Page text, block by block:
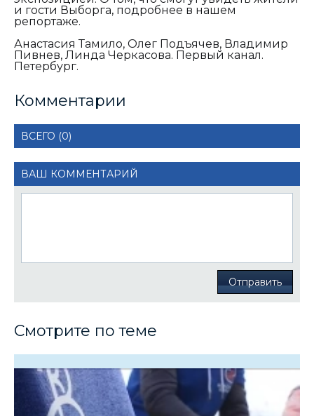
и гости Выборга, подробнее в нашем
репортаже.
Анастасия Тамило, Олег Подъячев, Владимир
Пивнев, Линда Черкасова. Первый канал.
Петербург.
Комментарии
ВСЕГО (0)
ВАШ КОММЕНТАРИЙ
Отправить
Смотрите по теме